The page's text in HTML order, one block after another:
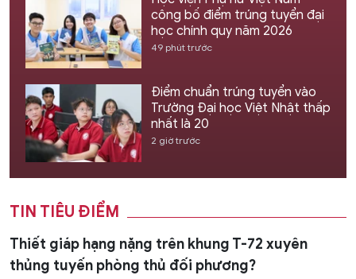
công bố điểm trúng tuyển đại
học chính quy năm 2026
49 phút trước
Điểm chuẩn trúng tuyển vào
Trường Đại học Việt Nhật thấp
nhất là 20
2 giờ trước
TIN TIÊU ĐIỂM
Thiết giáp hạng nặng trên khung T-72 xuyên
thủng tuyến phòng thủ đối phương?